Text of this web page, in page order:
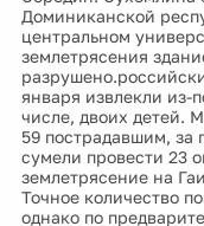
Доминиканской
центральном
землетрясения
января извлекли из-
числе, двоих детей.
59 пострадавшим, за
сумели провести 23
землетрясение на
Точное количество
однако по